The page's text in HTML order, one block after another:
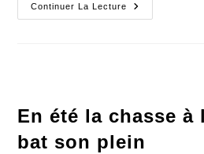
Continuer La Lecture
« Putaing »…
J’ai
En été la chasse à
bat son plein